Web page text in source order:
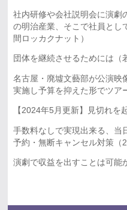
社内研修や会社説明会に演劇
の明治産業、そこで社員とし
間ロッカクナット）
団体を継続させるためには（
名古屋・廃墟文藝部が公演映
実施し予算を抑えた形でツア
【2024年5月更新】見切れを
手数料なしで実現出来る、当
予約・無断キャンセル対策（
演劇で収益を出すことは可能